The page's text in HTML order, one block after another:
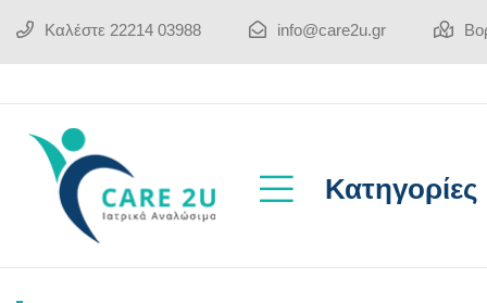
Καλέστε 22214 03988 info@care2u.gr
Κατηγορίες